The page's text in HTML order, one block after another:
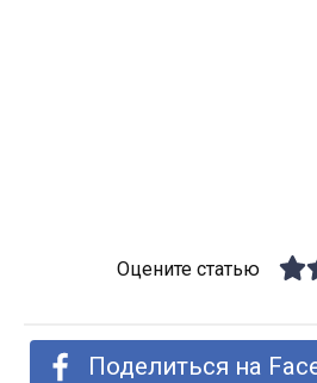
Оцените статью
Поделиться на